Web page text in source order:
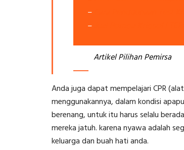
–
–
Artikel Pilihan Pemirsa
Anda juga dapat mempelajari CPR
menggunakannya, dalam kondisi
berenang, untuk itu harus selalu
mereka jatuh. karena nyawa adalah
keluarga dan buah hati anda.